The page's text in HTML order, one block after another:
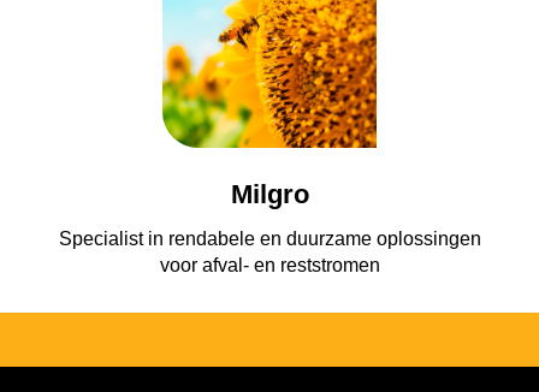
Milgro
Specialist in rendabele en duurzame oplossingen
voor afval- en reststromen